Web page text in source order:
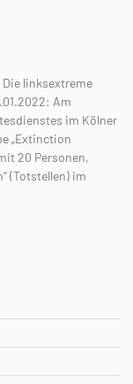
linksextreme
Am
im Kölner
„Extinction
20 Personen,
(Totstellen) im